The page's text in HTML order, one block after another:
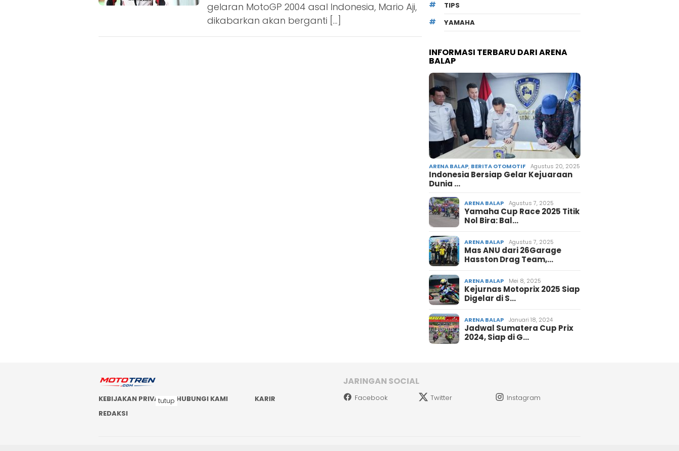
gelaran MotoGP 2004 asal Indonesia, Mario Aji,
dikabarkan akan berganti […]
TIPS
YAMAHA
INFORMASI TERBARU DARI ARENA
BALAP
ARENA BALAP, BERITA OTOMOTIF Agustus 20, 2025
Indonesia Bersiap Gelar Kejuaraan
Dunia …
ARENA BALAP Agustus 7, 2025
Yamaha Cup Race 2025 Titik
Nol Bira: Bal…
ARENA BALAP Agustus 7, 2025
Mas ANU dari 26Garage
Hasston Drag Team,…
ARENA BALAP Mei 8, 2025
Kejurnas Motoprix 2025 Siap
Digelar di S…
ARENA BALAP Januari 18, 2024
Jadwal Sumatera Cup Prix
2024, Siap di G…
KEBIJAKAN PRIVASI HUBUNGI KAMI
KARIR
REDAKSI
JARINGAN SOCIAL
Facebook Twitter Instagram
tutup